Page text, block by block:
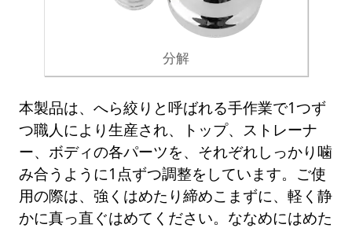
分解
本製品は、へら絞りと呼ばれる手作業で1つず
つ職人により生産され、トップ、ストレーナ
ー、ボディの各パーツを、それぞれしっかり噛
み合うように1点ずつ調整をしています。ご使
用の際は、強くはめたり締めこまずに、軽く静
かに真っ直ぐはめてください。ななめにはめた